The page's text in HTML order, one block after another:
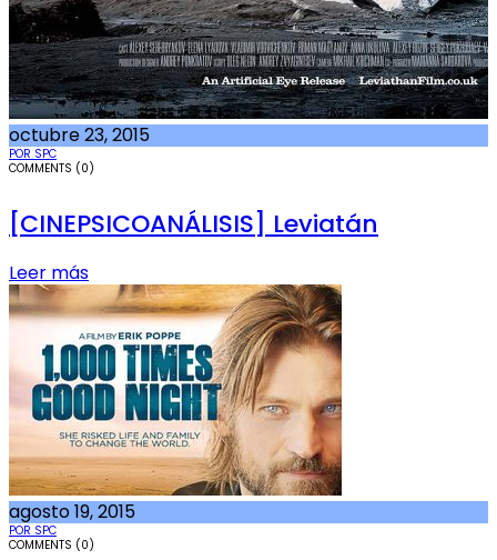
octubre 23, 2015
POR SPC
COMMENTS (0)
[CINEPSICOANÁLISIS] Leviatán
Leer más
agosto 19, 2015
POR SPC
COMMENTS (0)